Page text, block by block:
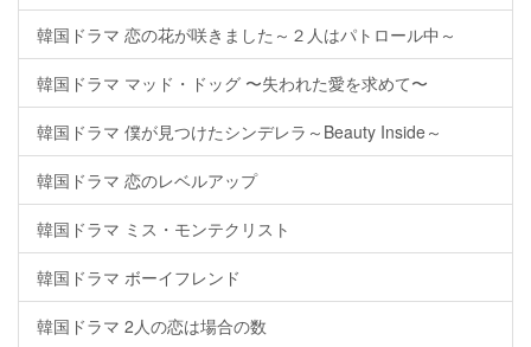
韓国ドラマ 恋の花が咲きました～２人はパトロール中～
韓国ドラマ マッド・ドッグ 〜失われた愛を求めて〜
韓国ドラマ 僕が見つけたシンデレラ～Beauty Inside～
韓国ドラマ 恋のレベルアップ
韓国ドラマ ミス・モンテクリスト
韓国ドラマ ボーイフレンド
韓国ドラマ 2人の恋は場合の数